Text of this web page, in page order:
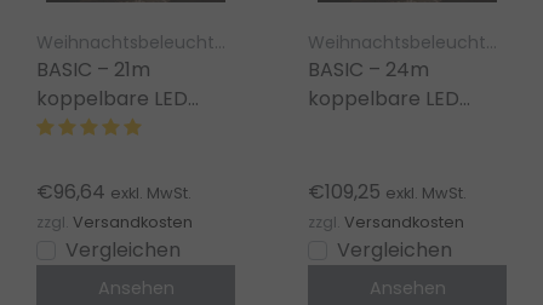
Weihnachtsbeleuchtung Luksus – koppelbar
BASIC – 21m
koppelbare LED
Eiszapfen
warmweiß, 1120 LEDs
€96,64 exkl. MwSt.
zzgl. Versandkosten
Vergleichen
Ansehen
Weihnachtsbeleuchtung Luksus – koppelbar
BASIC – 24m
koppelbare LED
warmweiß 1280 LEDs
€109,25 exkl. MwSt.
zzgl. Versandkosten
Vergleichen
Ansehen